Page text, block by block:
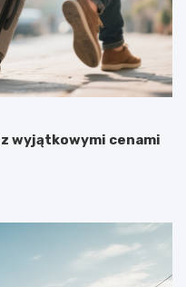
z wyjątkowymi cenami